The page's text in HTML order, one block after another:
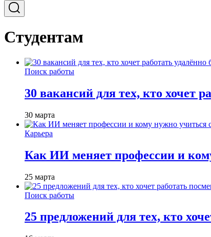
Студентам
Поиск работы
30 вакансий для тех, кто хочет
30 марта
Карьера
Как ИИ меняет профессии и
25 марта
Поиск работы
25 предложений для тех, кто